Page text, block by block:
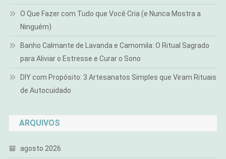
O Que Fazer com Tudo que Você Cria (e Nunca Mostra a
Ninguém)
Banho Calmante de Lavanda e Camomila: O Ritual Sagrado
para Aliviar o Estresse e Curar o Sono
DIY com Propósito: 3 Artesanatos Simples que Viram Rituais
de Autocuidado
ARQUIVOS
agosto 2026